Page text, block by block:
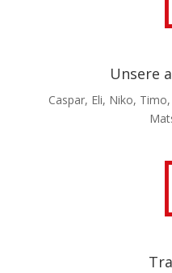
Unsere
Caspar, Eli, Niko,